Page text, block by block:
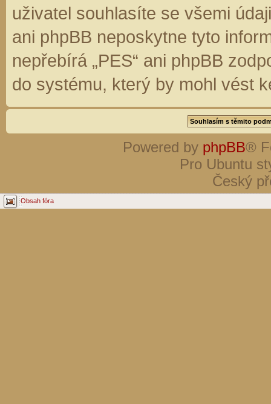
uživatel souhlasíte se všemi
ani phpBB neposkytne tyto
nepřebírá „PES“ ani phpBB
do systému, který by mohl vést
Powered by phpBB®
Pro Ubuntu
Český
Obsah fóra